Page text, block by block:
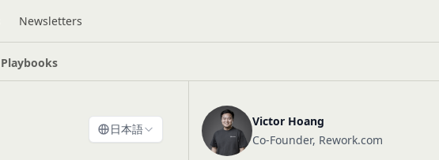
Newsletters
Playbooks
日本語
Victor Hoang
Co-Founder, Rework.com